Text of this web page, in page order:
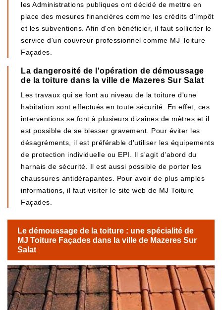
les Administrations publiques ont décidé de mettre en
place des mesures financières comme les crédits d'impôt
et les subventions. Afin d'en bénéficier, il faut solliciter le
service d'un couvreur professionnel comme MJ Toiture
Façades.
La dangerosité de l'opération de démoussage
de la toiture dans la ville de Mazeres Sur Salat
Les travaux qui se font au niveau de la toiture d'une
habitation sont effectués en toute sécurité. En effet, ces
interventions se font à plusieurs dizaines de mètres et il
est possible de se blesser gravement. Pour éviter les
désagréments, il est préférable d'utiliser les équipements
de protection individuelle ou EPI. Il s'agit d'abord du
harnais de sécurité. Il est aussi possible de porter les
chaussures antidérapantes. Pour avoir de plus amples
informations, il faut visiter le site web de MJ Toiture
Façades.
Le démoussage de la toiture : une spécialité de
MJ Toiture Façades dans la ville de Mazeres Sur
Salat